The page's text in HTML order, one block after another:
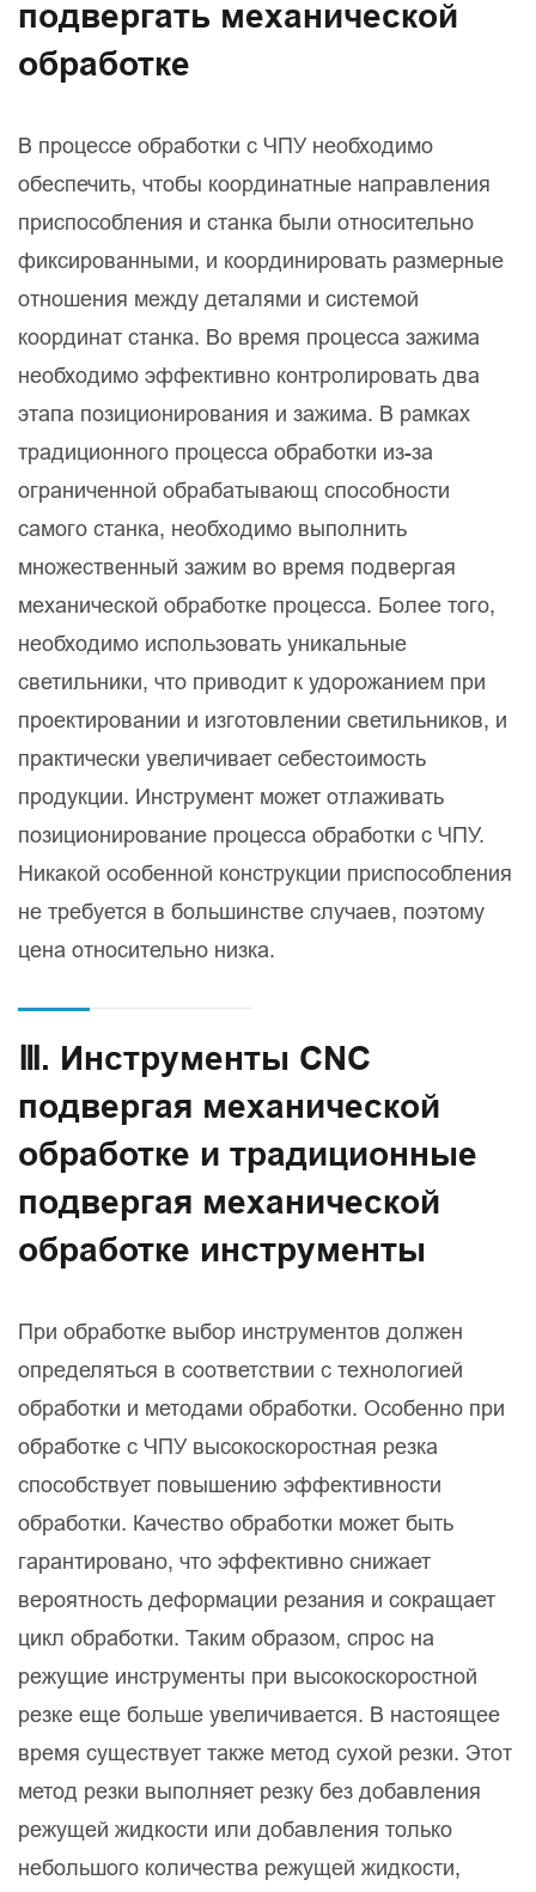
подвергать механической
обработке
В процессе обработки с ЧПУ необходимо
обеспечить, чтобы координатные направления
приспособления и станка были относительно
фиксированными, и координировать размерные
отношения между деталями и системой
координат станка. Во время процесса зажима
необходимо эффективно контролировать два
этапа позиционирования и зажима. В рамках
традиционного процесса обработки из-за
ограниченной обрабатывающ способности
самого станка, необходимо выполнить
множественный зажим во время подвергая
механической обработке процесса. Более того,
необходимо использовать уникальные
светильники, что приводит к удорожанием при
проектировании и изготовлении светильников, и
практически увеличивает себестоимость
продукции. Инструмент может отлаживать
позиционирование процесса обработки с ЧПУ.
Никакой особенной конструкции приспособления
не требуется в большинстве случаев, поэтому
цена относительно низка.
Ⅲ. Инструменты CNC
подвергая механической
обработке и традиционные
подвергая механической
обработке инструменты
При обработке выбор инструментов должен
определяться в соответствии с технологией
обработки и методами обработки. Особенно при
обработке с ЧПУ высокоскоростная резка
способствует повышению эффективности
обработки. Качество обработки может быть
гарантировано, что эффективно снижает
вероятность деформации резания и сокращает
цикл обработки. Таким образом, спрос на
режущие инструменты при высокоскоростной
резке еще больше увеличивается. В настоящее
время существует также метод сухой резки. Этот
метод резки выполняет резку без добавления
режущей жидкости или добавления только
небольшого количества режущей жидкости,